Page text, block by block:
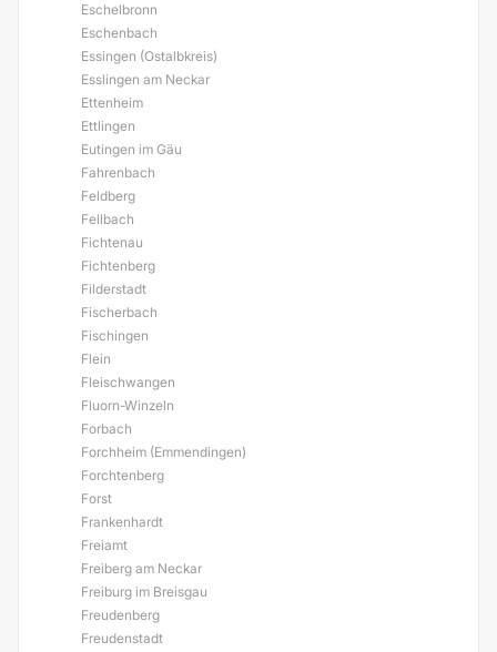
Eschelbronn
Eschenbach
Essingen (Ostalbkreis)
Esslingen am Neckar
Ettenheim
Ettlingen
Eutingen im Gäu
Fahrenbach
Feldberg
Fellbach
Fichtenau
Fichtenberg
Filderstadt
Fischerbach
Fischingen
Flein
Fleischwangen
Fluorn-Winzeln
Forbach
Forchheim (Emmendingen)
Forchtenberg
Forst
Frankenhardt
Freiamt
Freiberg am Neckar
Freiburg im Breisgau
Freudenberg
Freudenstadt